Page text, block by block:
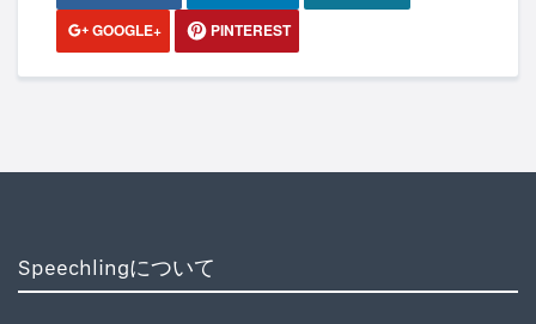
GOOGLE+
PINTEREST
Speechlingについて